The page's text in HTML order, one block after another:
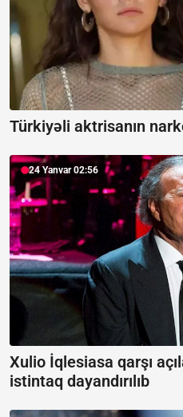
Türkiyəli aktrisanın
24 Yanvar 02:56
Xulio İqlesiasa qarşı
istintaq dayandırılıb